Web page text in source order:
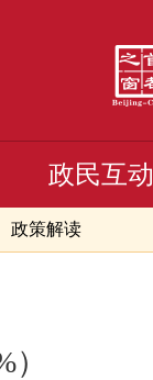
政策解读
政民互动